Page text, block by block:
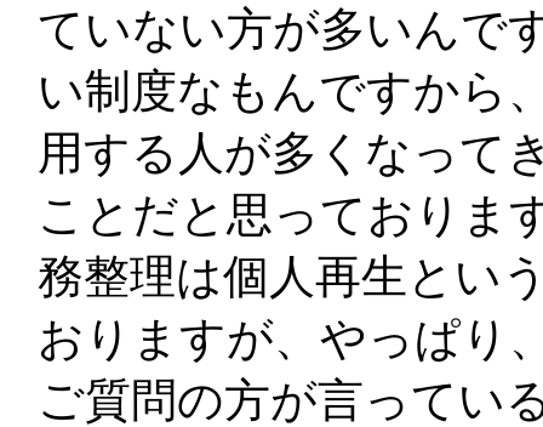
ていない方が多いんで
い制度なもんですから
用する人が多くなって
ことだと思っておりま
務整理は個人再生とい
おりますが、やっぱり
ご質問の方が言ってい